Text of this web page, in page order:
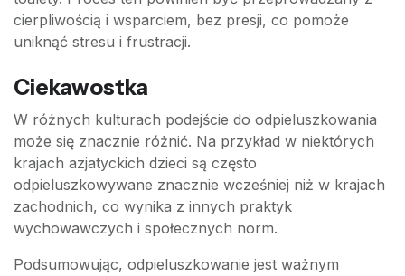
cierpliwością i wsparciem, bez presji, co pomoże
uniknąć stresu i frustracji.
Ciekawostka
W różnych kulturach podejście do odpieluszkowania
może się znacznie różnić. Na przykład w niektórych
krajach azjatyckich dzieci są często
odpieluszkowywane znacznie wcześniej niż w krajach
zachodnich, co wynika z innych praktyk
wychowawczych i społecznych norm.
Podsumowując, odpieluszkowanie jest ważnym